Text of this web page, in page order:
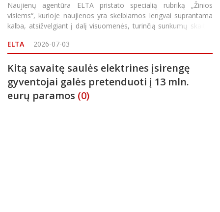
Naujienų agentūra ELTA pristato specialią rubriką „Žinios
visiems“, kurioje naujienos yra skelbiamos lengvai suprantama
kalba, atsižvelgiant į dalį visuomenės, turinčią sunkumų skaityti
dirbtinio intelekto įrankį ELTA E2R,
ELTA 2026-07-03
Kitą savaitę saulės elektrines įsirengę
gyventojai galės pretenduoti į 13 mln.
eurų paramos (0)